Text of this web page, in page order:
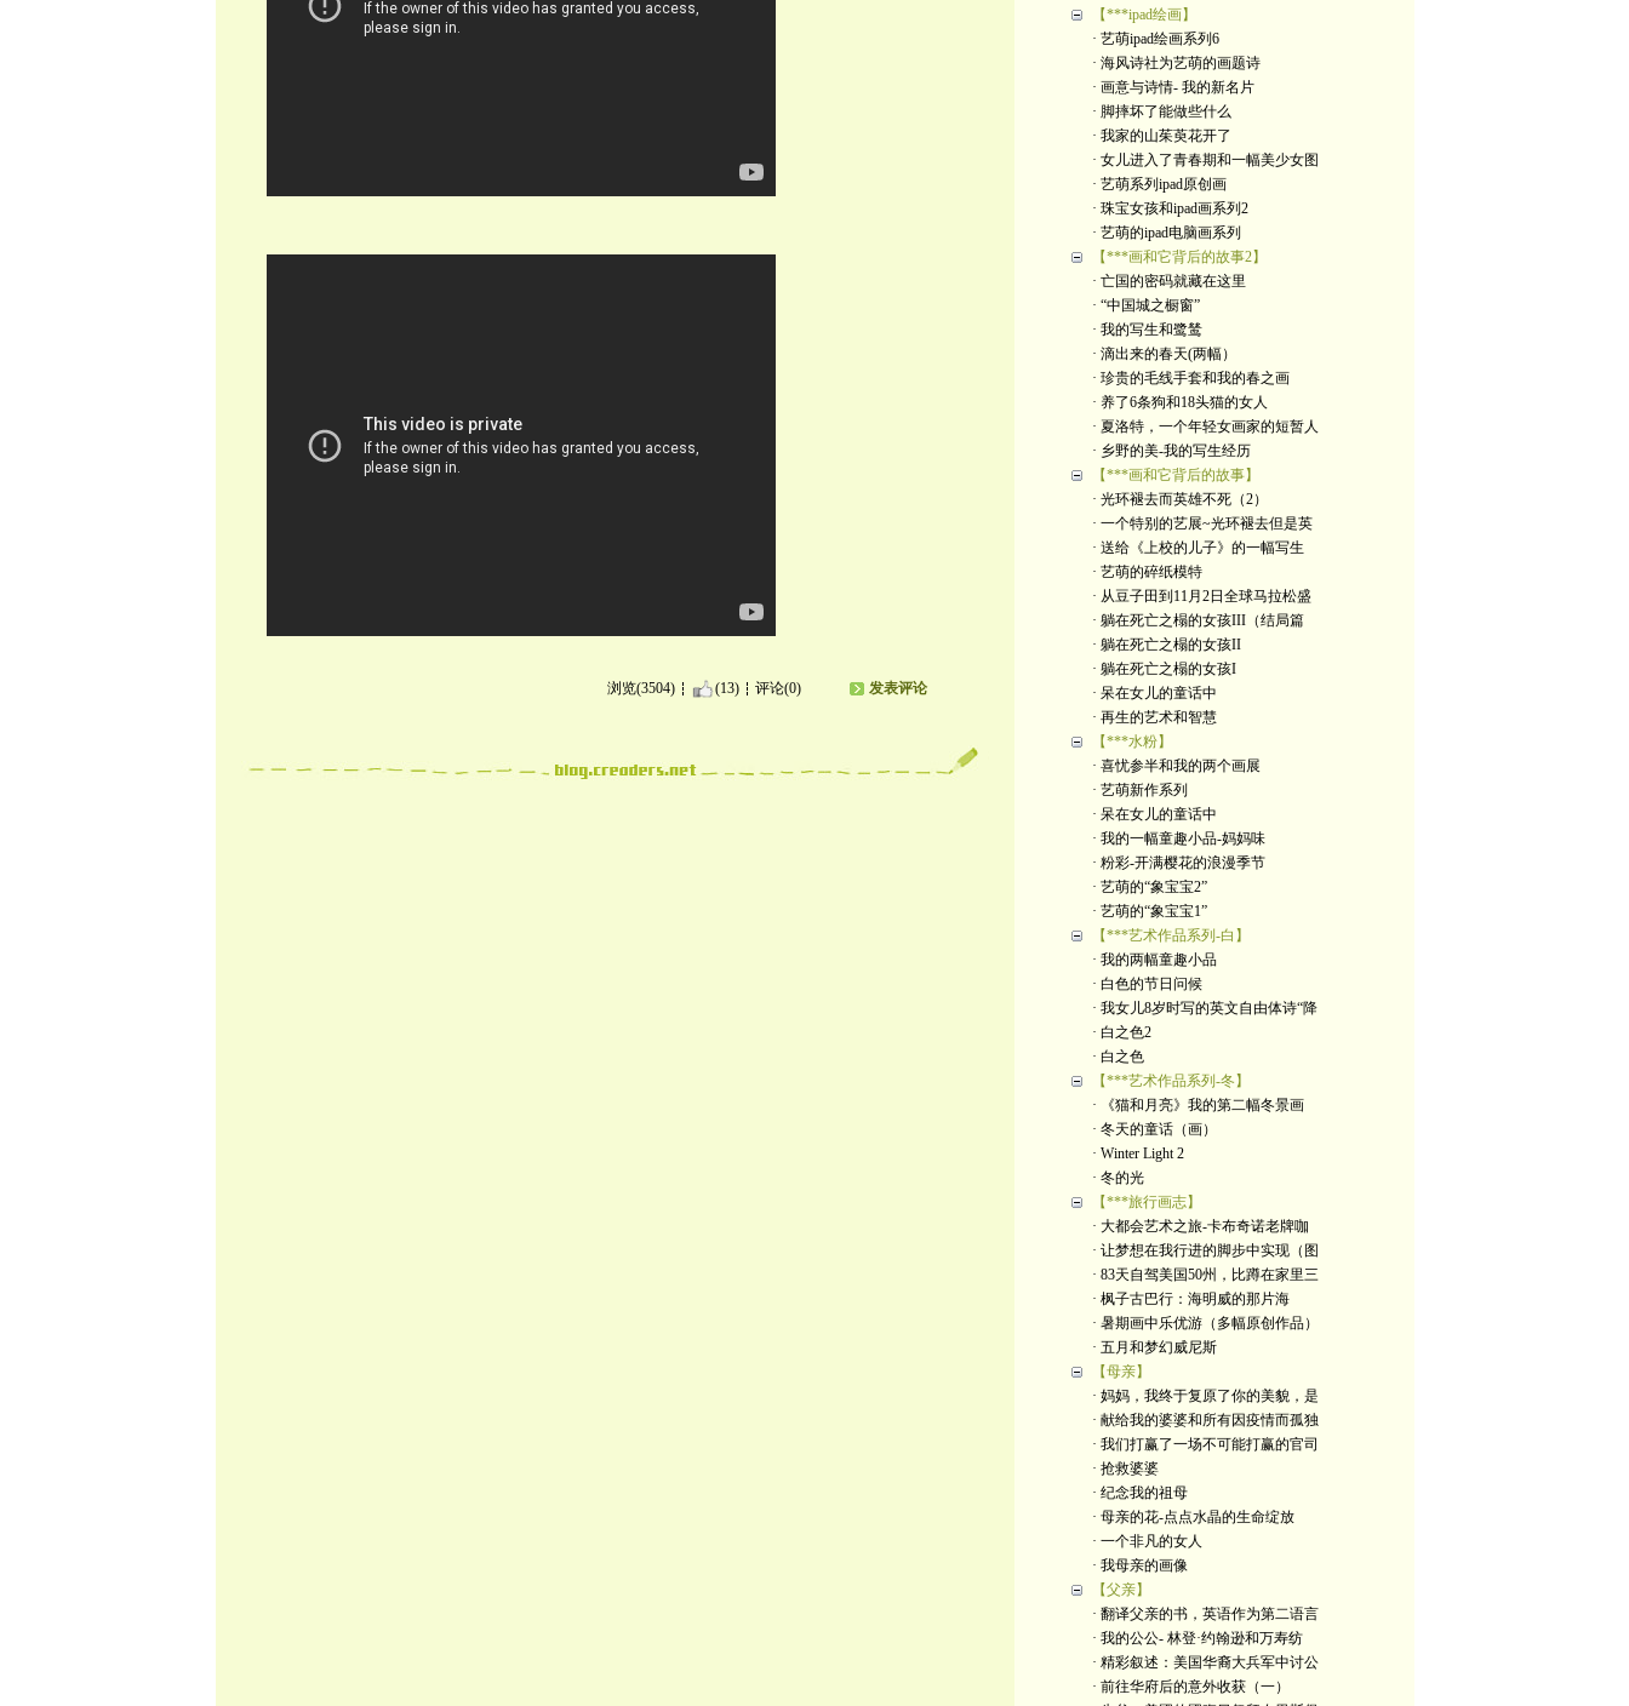
浏览(3504) (13) 评论(0) 发表评论
【***ipad绘画】
· 艺萌ipad绘画系列6
· 海风诗社为艺萌的画题诗
· 画意与诗情- 我的新名片
· 脚摔坏了能做些什么
· 我家的山茱萸花开了
· 女儿进入了青春期和一幅美少女图
· 艺萌系列ipad原创画
· 珠宝女孩和ipad画系列2
· 艺萌的ipad电脑画系列
【***画和它背后的故事2】
· 亡国的密码就藏在这里
· “中国城之橱窗”
· 我的写生和鹭鸶
· 滴出来的春天(两幅）
· 珍贵的毛线手套和我的春之画
· 养了6条狗和18头猫的女人
· 夏洛特，一个年轻女画家的短暂人
· 乡野的美-我的写生经历
【***画和它背后的故事】
· 光环褪去而英雄不死（2）
· 一个特别的艺展~光环褪去但是英
· 送给《上校的儿子》的一幅写生
· 艺萌的碎纸模特
· 从豆子田到11月2日全球马拉松盛
· 躺在死亡之榻的女孩III（结局篇
· 躺在死亡之榻的女孩II
· 躺在死亡之榻的女孩I
· 呆在女儿的童话中
· 再生的艺术和智慧
【***水粉】
· 喜忧参半和我的两个画展
· 艺萌新作系列
· 呆在女儿的童话中
· 我的一幅童趣小品-妈妈味
· 粉彩-开满樱花的浪漫季节
· 艺萌的“象宝宝2”
· 艺萌的“象宝宝1”
【***艺术作品系列-白】
· 我的两幅童趣小品
· 白色的节日问候
· 我女儿8岁时写的英文自由体诗“降
· 白之色2
· 白之色
【***艺术作品系列-冬】
· 《猫和月亮》我的第二幅冬景画
· 冬天的童话（画）
· Winter Light 2
· 冬的光
【***旅行画志】
· 大都会艺术之旅-卡布奇诺老牌咖
· 让梦想在我行进的脚步中实现（图
· 83天自驾美国50州，比蹲在家里三
· 枫子古巴行：海明威的那片海
· 暑期画中乐优游（多幅原创作品）
· 五月和梦幻威尼斯
【母亲】
· 妈妈，我终于复原了你的美貌，是
· 献给我的婆婆和所有因疫情而孤独
· 我们打赢了一场不可能打赢的官司
· 抢救婆婆
· 纪念我的祖母
· 母亲的花-点点水晶的生命绽放
· 一个非凡的女人
· 我母亲的画像
【父亲】
· 翻译父亲的书，英语作为第二语言
· 我的公公- 林登·约翰逊和万寿纺
· 精彩叙述：美国华裔大兵军中讨公
· 前往华府后的意外收获（一）